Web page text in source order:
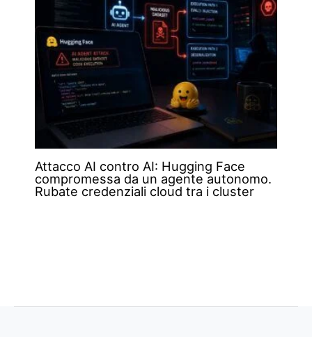
Attacco AI contro AI: Hugging Face
compromessa da un agente autonomo.
Rubate credenziali cloud tra i cluster